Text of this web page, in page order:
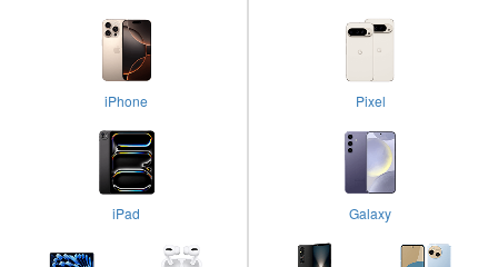
iPhone
iPad
Pixel
Galaxy